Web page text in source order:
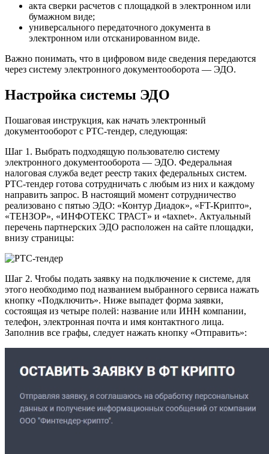
акта сверки расчетов с площадкой в электронном или
бумажном виде;
универсального передаточного документа в
электронном или отсканированном виде.
Важно понимать, что в цифровом виде сведения передаются
через систему электронного документооборота — ЭДО.
Настройка системы ЭДО
Пошаговая инструкция, как начать электронный
документооборот с РТС-тендер, следующая:
Шаг 1. Выбрать подходящую пользователю систему
электронного документооборота — ЭДО. Федеральная
налоговая служба ведет реестр таких федеральных систем.
РТС-тендер готова сотрудничать с любым из них и каждому
направить запрос. В настоящий момент сотрудничество
реализовано с пятью ЭДО: «Контур Диадок», «FT-Крипто»,
«ТЕНЗОР», «ИНФОТЕКС ТРАСТ» и «taxnet». Актуальный
перечень партнерских ЭДО расположен на сайте площадки,
внизу страницы:
Шаг 2. Чтобы подать заявку на подключение к системе, для
этого необходимо под названием выбранного сервиса нажать
кнопку «Подключить». Ниже выпадет форма заявки,
состоящая из четыре полей: название или ИНН компании,
телефон, электронная почта и имя контактного лица.
Заполнив все графы, следует нажать кнопку «Отправить»: